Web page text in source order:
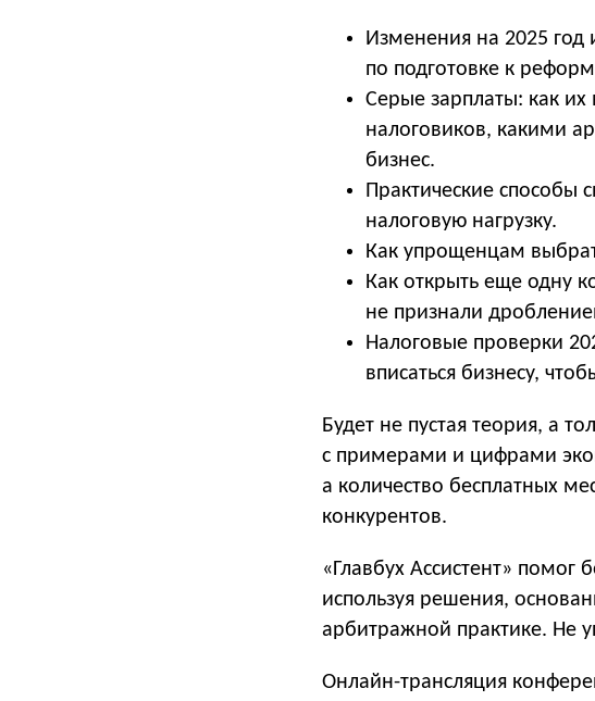
Изменения на 2025 год
по подготовке к
Серые зарплаты: как их
налоговиков, какими
бизнес.
Практические способы
налоговую нагрузку.
Как упрощенцам
Как открыть еще одну
не признали
Налоговые проверки
вписаться бизнесу,
Будет не пустая теория, а
с примерами и цифрами
а количество бесплатных
конкурентов.
«Главбух Ассистент»
используя решения,
арбитражной практике. Не
Онлайн-трансляция